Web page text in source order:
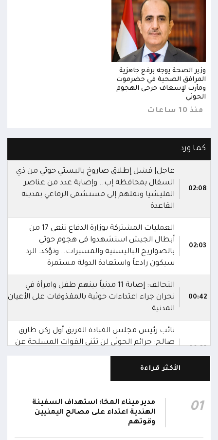
وزير الصحة يوجه برفع جاهزية
المرافق الصحية في حضرموت
ومأرب لإسعاف جرحى الهجوم
الحوثي
منذ 10 ساعات
كما ورد
02:08
عاجل| فشل إطلاق صاروخ باليستي حوثي من ذي
السفال بمحافظة إب.. وإصابة عدد من عناصر
المليشيا ونقلهم إلى مستشفى الرفاعي بمدينة
القاعدة
02:03
العمليات المشتركة بوزارة الدفاع تنعى 17 من
أبطال الجيش استشهدوا في هجوم حوثي
بالصواريخ الباليستية والمسيرات.. وتؤكد: الرد
سيكون رادعاً واستعادة الدولة مستمرة
00:42
التحالف: إصابة 11 مدنياً بينهم طفل وامرأة في
نجران جراء اعتداءات حوثية بالمقذوفات على الأعيان
المدنية
نائب رئيس مجلس القيادة الفريق أول ركن طارق
صالح: جرائم الحوثي لن تثني القوات المسلحة عن
أداء واجبها الوطني واستعادة الدولة وعاصمتها
صنعاء
00:28
صالح يشيد بالروح القتالية العالية لكافة منتسبي
الفرقتين الأولى والثالثة وحسن التعامل مع الموقف
وثبات المقاتلين في مواقعهم
الأكثر قراءة
01
مدير ميناء المخا: استهداف السفينة
الهندية اعتداء على مصالح اليمنيين
وقوتهم